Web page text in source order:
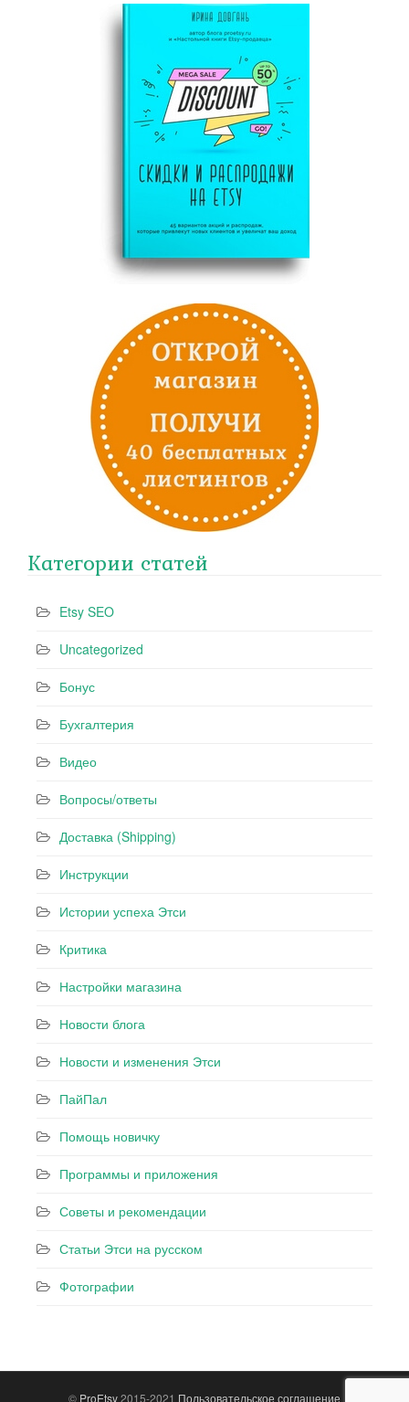
Категории статей
Etsy SEO
Uncategorized
Бонус
Бухгалтерия
Видео
Вопросы/ответы
Доставка (Shipping)
Инструкции
Истории успеха Этси
Критика
Настройки магазина
Новости блога
Новости и изменения Этси
ПайПал
Помощь новичку
Программы и приложения
Советы и рекомендации
Статьи Этси на русском
Фотографии
© ProEtsy2015-2021 Пользовательское соглашение